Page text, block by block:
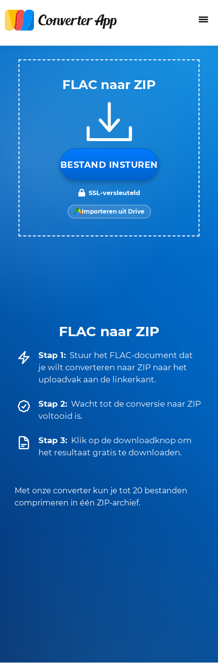
FLAC naar ZIP
Stap 1: Stuur het FLAC-document dat
je wilt converteren naar ZIP naar het
uploadvak aan de linkerkant.
Stap 2: Wacht tot de conversie naar ZIP
voltooid is.
Stap 3: Klik op de downloadknop om
het resultaat gratis te downloaden.
Met onze converter kun je tot 20 bestanden
comprimeren in één ZIP-archief.
FLAC naar ZIP
BESTAND INSTUREN
SSL-versleuteld
Importeren uit Drive